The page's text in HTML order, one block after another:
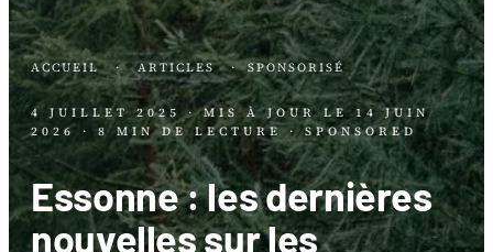
ACCUEIL · ARTICLES · SPONSORISÉ
4 JUILLET 2025 · MIS À JOUR LE14 JUIN
2026 · 8 MIN DE LECTURE · SPONSORED
Essonne : les dernières
nouvelles sur les